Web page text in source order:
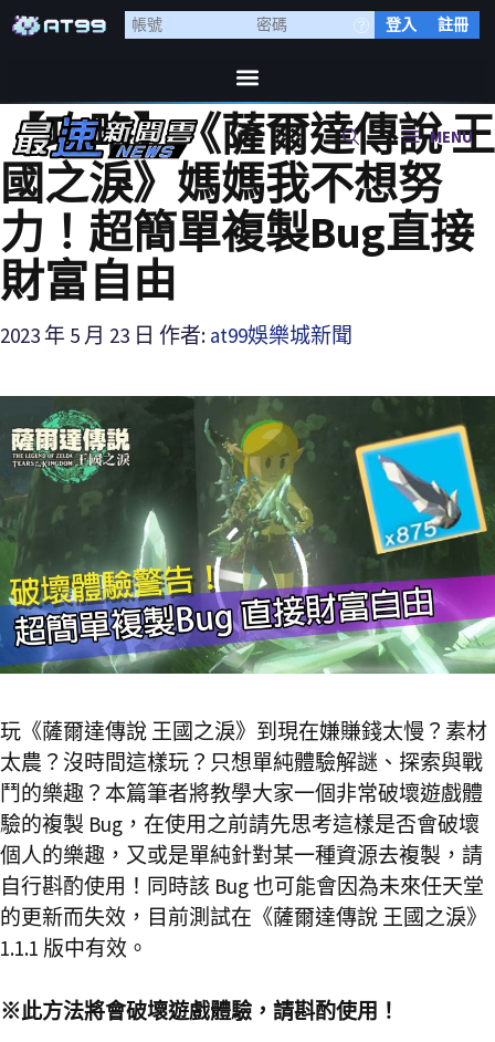
登入 註冊
MENU
【攻略】《薩爾達傳說 王
國之淚》媽媽我不想努
力！超簡單複製Bug直接
財富自由
2023 年 5 月 23 日 作者: at99娛樂城新聞
玩《薩爾達傳說 王國之淚》到現在嫌賺錢太慢？素材
太農？沒時間這樣玩？只想單純體驗解謎、探索與戰
鬥的樂趣？本篇筆者將教學大家一個非常破壞遊戲體
驗的複製 Bug，在使用之前請先思考這樣是否會破壞
個人的樂趣，又或是單純針對某一種資源去複製，請
自行斟酌使用！同時該 Bug 也可能會因為未來任天堂
的更新而失效，目前測試在《薩爾達傳說 王國之淚》
1.1.1 版中有效。
※此方法將會破壞遊戲體驗，請斟酌使用！